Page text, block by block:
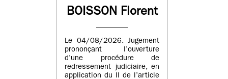
BOISSON Florent
Le 04/08/2026. Jugement
prononçant l’ouverture
d’une procédure de
redressement judiciaire, en
application du II de l’article